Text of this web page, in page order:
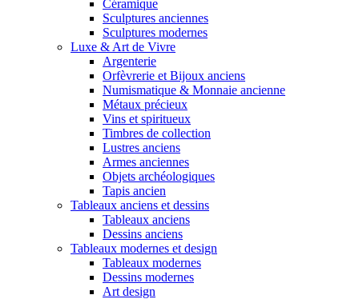
Céramique
Sculptures anciennes
Sculptures modernes
Luxe & Art de Vivre
Argenterie
Orfèvrerie et Bijoux anciens
Numismatique & Monnaie ancienne
Métaux précieux
Vins et spiritueux
Timbres de collection
Lustres anciens
Armes anciennes
Objets archéologiques
Tapis ancien
Tableaux anciens et dessins
Tableaux anciens
Dessins anciens
Tableaux modernes et design
Tableaux modernes
Dessins modernes
Art design